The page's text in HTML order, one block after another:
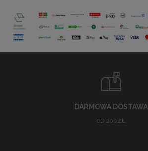
DARMOWA DOSTAWA
OD 200ZŁ